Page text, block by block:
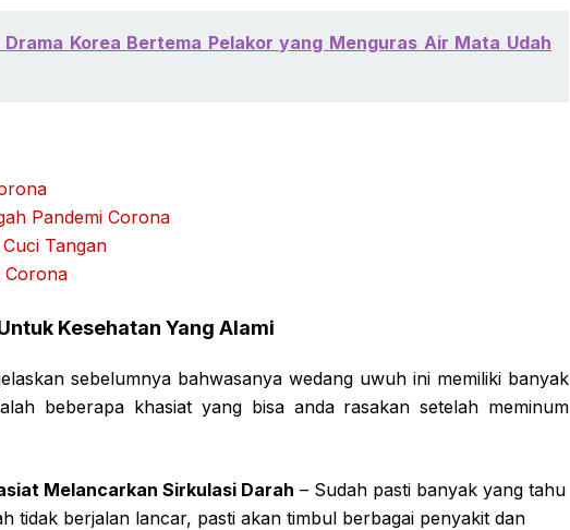
Korea Bertema Pelakor yang Menguras Air Mata Udah
Pandemi Corona
Tangan
Corona
Kesehatan Yang Alami
sebelumnya bahwasanya wedang uwuh ini memiliki banyak
beberapa khasiat yang bisa anda rasakan setelah meminum
Melancarkan Sirkulasi Darah – Sudah pasti banyak yang tahu
tidak berjalan lancar, pasti akan timbul berbagai penyakit dan